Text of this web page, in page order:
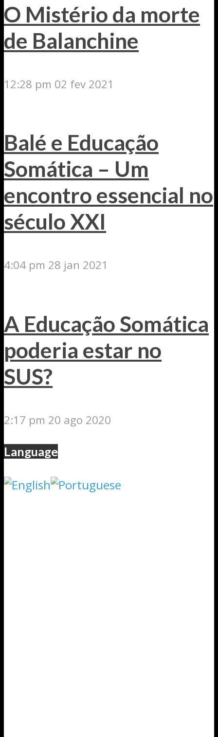
O Mistério da morte
de Balanchine
12:28 pm 02 fev 2021
Balé e Educação
Somática – Um
encontro essencial no
século XXI
4:04 pm 28 jan 2021
A Educação Somática
poderia estar no
SUS?
2:17 pm 20 ago 2020
Language